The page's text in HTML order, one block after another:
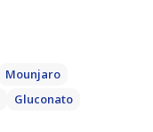
Mounjaro
Gluconato